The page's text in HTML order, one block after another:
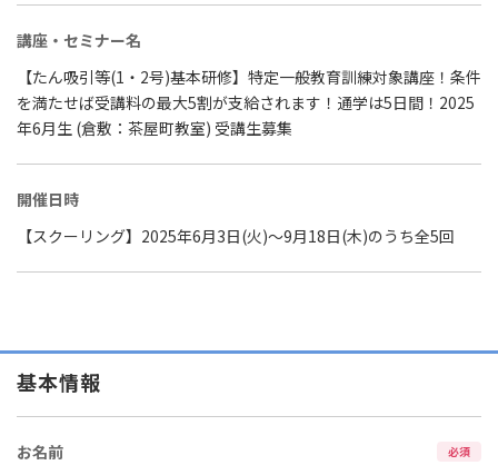
講座・セミナー名
【たん吸引等(1・2号)基本研修】特定一般教育訓練対象講座！条件
を満たせば受講料の最大5割が支給されます！通学は5日間！2025
年6月生 (倉敷：茶屋町教室) 受講生募集
開催日時
【スクーリング】2025年6月3日(火)～9月18日(木)のうち全5回
基本情報
お名前 必須